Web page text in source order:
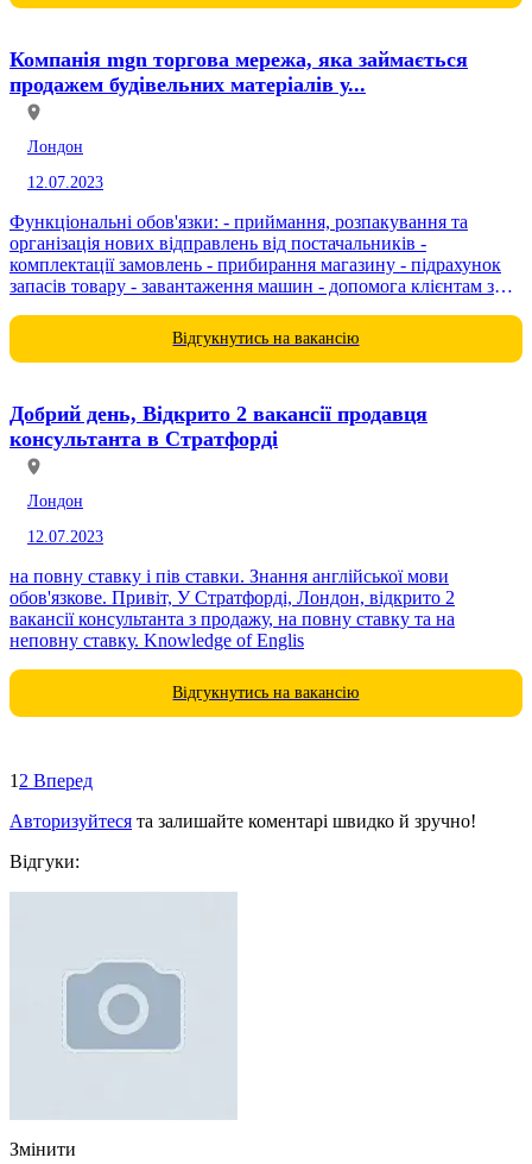
Компанія mgn торгова мережа, яка займається
продажем будівельних матеріалів у...
Лондон
12.07.2023
Функціональні обов'язки: - приймання, розпакування та
організація нових відправлень від постачальників -
комплектації замовлень - прибирання магазину - підрахунок
запасів товару - завантаження машин - допомога клієнтам з
Відгукнутись на вакансію
Добрий день, Відкрито 2 вакансії продавця
консультанта в Стратфорді
Лондон
12.07.2023
на повну ставку і пів ставки. Знання англійської мови
обов'язкове. Привіт, У Стратфорді, Лондон, відкрито 2
вакансії консультанта з продажу, на повну ставку та на
неповну ставку. Knowledge of Englis
Відгукнутись на вакансію
1 2 Вперед
Авторизуйтеся та залишайте коментарі швидко й зручно!
Відгуки:
Змінити